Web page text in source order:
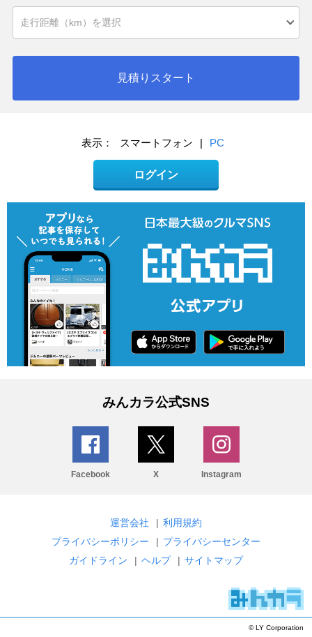
見積りスタート
表示： スマートフォン | PC
ログイン
みんカラ公式SNS
Facebook X Instagram
運営会社 | 利用規約
プライバシーポリシー
| プライバシーセンター
ガイドライン
| ヘルプ | サイトマップ
© LY Corporation